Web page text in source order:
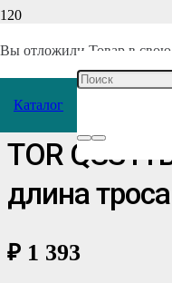
Вы отложили Товар в свою
Каталог
Главная/Каталог/
Лебедка
TOR
длина
₽ 1 393